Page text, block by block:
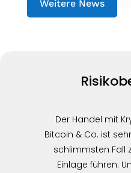
Weitere News
Der Handel mit
Bitcoin & Co. ist
schlimmsten Fall
Einlage führen.